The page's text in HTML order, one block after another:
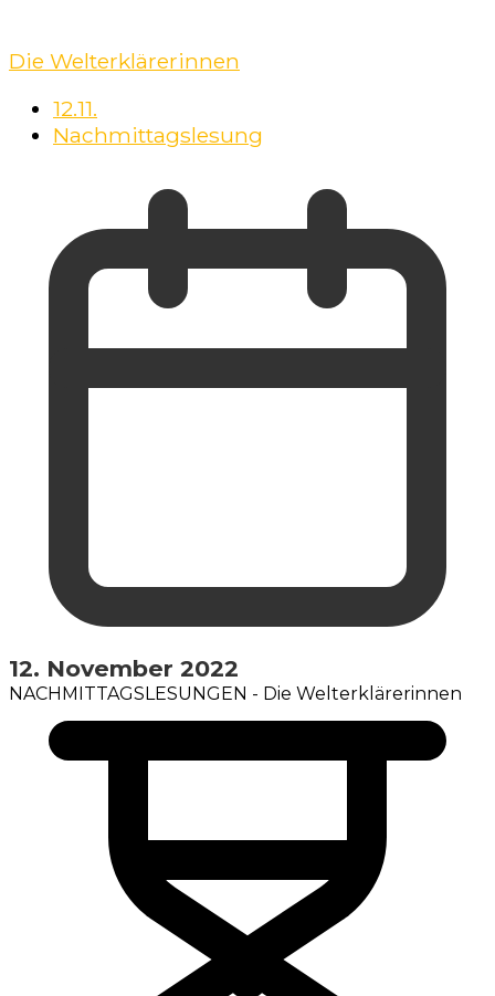
Die Welterklärerinnen
12.11.
Nachmittagslesung
12. November 2022
NACHMITTAGSLESUNGEN - Die Welterklärerinnen